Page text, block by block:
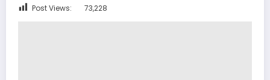
Post Views: 73,228